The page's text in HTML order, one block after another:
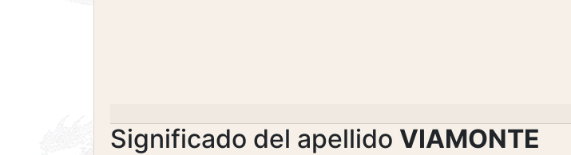
Significado del apellido VIAMONTE